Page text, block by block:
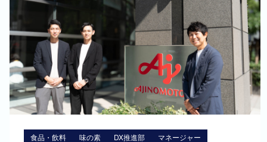
食品・飲料 味の素 DX推進部 マネージャー